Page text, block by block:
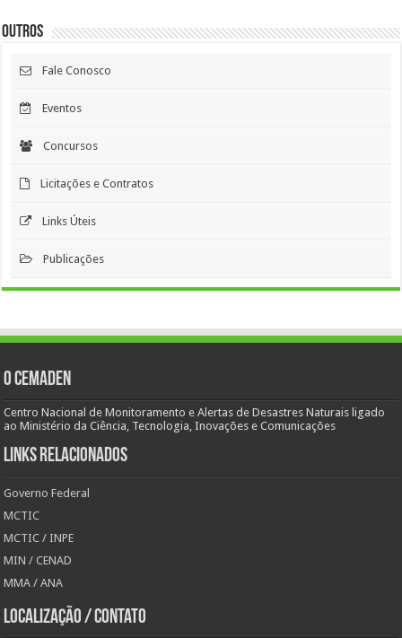
Outros
Fale Conosco
Eventos
Concursos
Licitações e Contratos
Links Úteis
Publicações
O Cemaden
Centro Nacional de Monitoramento e Alertas de Desastres Naturais ligado
ao Ministério da Ciência, Tecnologia, Inovações e Comunicações
Links Relacionados
Governo Federal
MCTIC
MCTIC / INPE
MIN / CENAD
MMA / ANA
Localização / Contato